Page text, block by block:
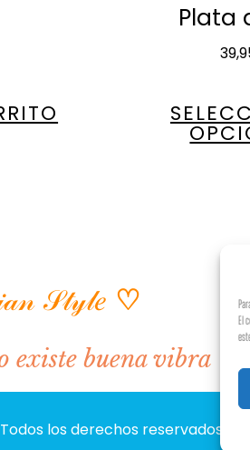
El
Plata
𝒮𝓉𝓎𝓁𝑒 ♡
existe buena vibra
los derechos reservados.